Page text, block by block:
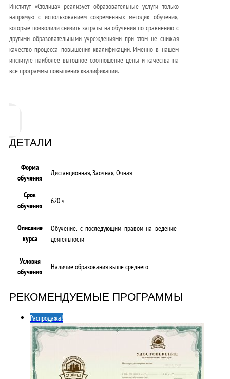
Институт «Столица» реализует образовательные услуги только
напрямую с использованием современных методик обучения,
которые позволили снизить затраты на обучения по сравнению с
другими образовательными учреждениями при этом не снижая
качество процесса повышения квалификации. Именно в нашем
институте наиболее выгодное соотношение цены и качества на
все программы повышения квалификации.
ДЕТАЛИ
Форма
обучения
Дистанционная, Заочная, Очная
Срок
обучения
620 ч
Описание
курса
Обучение, с последующим правом на ведение
деятельности
Условия
обучения
Наличие образования выше среднего
РЕКОМЕНДУЕМЫЕ ПРОГРАММЫ
Распродажа!